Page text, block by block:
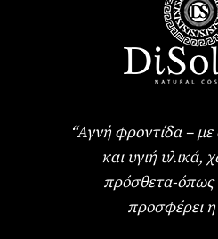
“Αγνή φροντίδα –
και υγιή υλικά,
πρόσθετα-όπως
προσφέρει